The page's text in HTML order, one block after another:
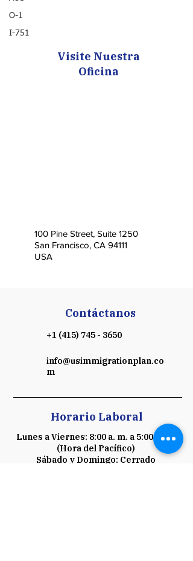
O-1
I-751
Visite Nuestra
Oficina
100 Pine Street, Suite 1250
San Francisco, CA 94111
USA
Contáctanos
+1 (415) 745 - 3650
info@usimmigrationplan.co
m
Horario Laboral
Lunes a Viernes: 8:00 a. m. a 5:00 p. m.
(Hora del Pacífico)
Sábado y Domingo: Cerrado